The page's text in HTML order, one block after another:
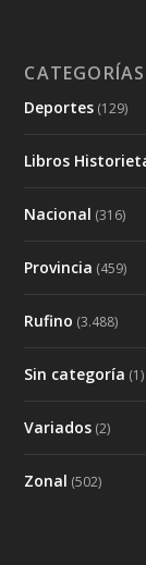
CATEGORÍAS
Deportes (129)
Libros
Nacional (316)
Provincia (459)
Rufino (3.488)
Sin categoría (1)
Variados (2)
Zonal (502)